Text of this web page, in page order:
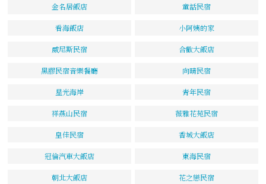
金名居飯店 童話民宿
看海飯店 小阿姨的家
威尼斯民宿 合歡大飯店
黑膠民宿音樂餐廳 向晴民宿
星光海岸 青年民宿
祥燕山民宿 薇雅花苑民宿
皇佳民宿 香城大飯店
冠倫汽車大飯店 東海民宿
朝北大飯店 花之戀民宿